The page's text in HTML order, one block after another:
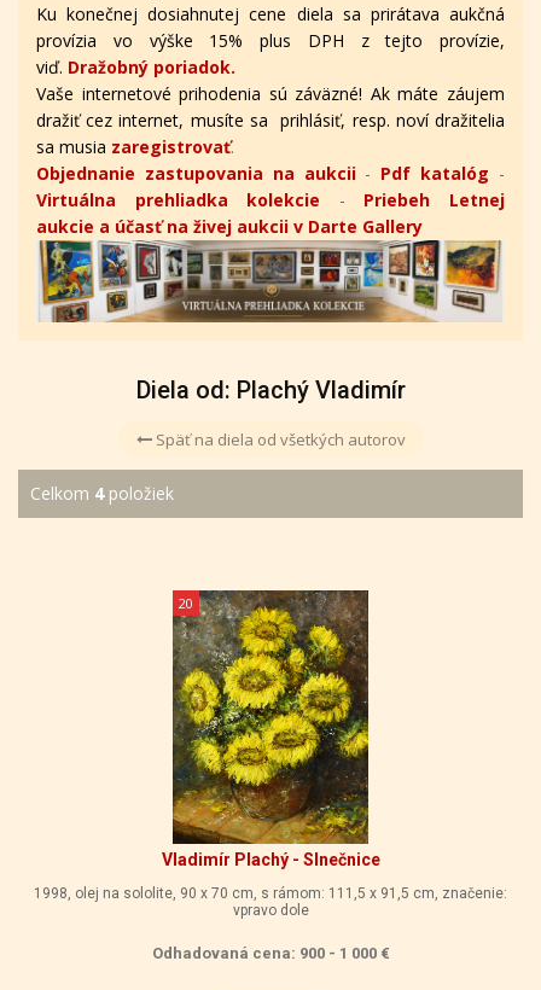
Ku konečnej dosiahnutej cene diela sa prirátava aukčná
provízia vo výške 15% plus DPH z tejto provízie,
viď. Dražobný poriadok.
Vaše internetové prihodenia sú záväzné! Ak máte záujem
dražiť cez internet, musíte sa prihlásiť, resp. noví dražitelia
sa musia zaregistrovať.
Objednanie zastupovania na aukcii- Pdf katalóg -
Virtuálna prehliadka kolekcie - Priebeh Letnej
aukcie a účasť na živej aukcii v Darte Gallery
Diela od: Plachý Vladimír
Späť na diela od všetkých autorov
Celkom 4položiek
20
Vladimír Plachý - Slnečnice
1998, olej na sololite, 90 x 70 cm, s rámom: 111,5 x 91,5 cm, značenie:
vpravo dole
Odhadovaná cena: 900 - 1 000 €